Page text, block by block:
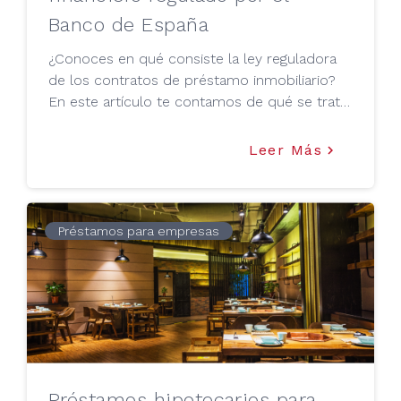
Banco de España
¿Conoces en qué consiste la ley reguladora
de los contratos de préstamo inmobiliario?
En este artículo te contamos de qué se trata
Préstamo con la con la regulaciónLeer Más keyboard_arrow_right
Préstamos para empresas